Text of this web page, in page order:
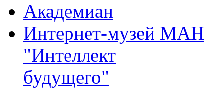
Академиан
Интернет-музей МАН
"Интеллект
будущего"